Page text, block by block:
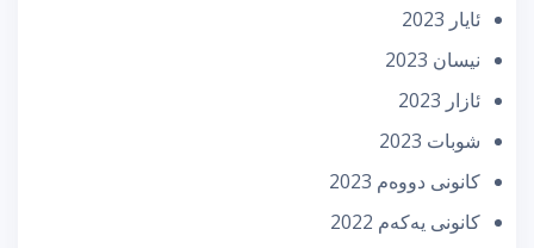
ئایار 2023
نیسان 2023
ئازار 2023
شوبات 2023
كانونی دووه‌م 2023
كانونی یه‌كه‌م 2022